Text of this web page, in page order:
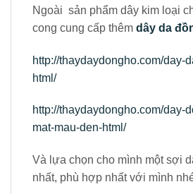
Ngoài sản phẩm dây kim loại
cong cung cấp thêm dây da
http://thaydaydongho.com/day-
html/
http://thaydaydongho.com/day-
mat-mau-den-html/
Và lựa chọn cho mình một sợi
nhất, phù hợp nhất với mình